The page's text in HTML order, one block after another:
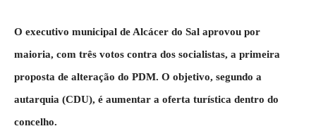
O executivo municipal de Alcácer do Sal aprovou por
maioria, com três votos contra dos socialistas, a primeira
proposta de alteração do PDM. O objetivo, segundo a
autarquia (CDU), é aumentar a oferta turística dentro do
concelho.